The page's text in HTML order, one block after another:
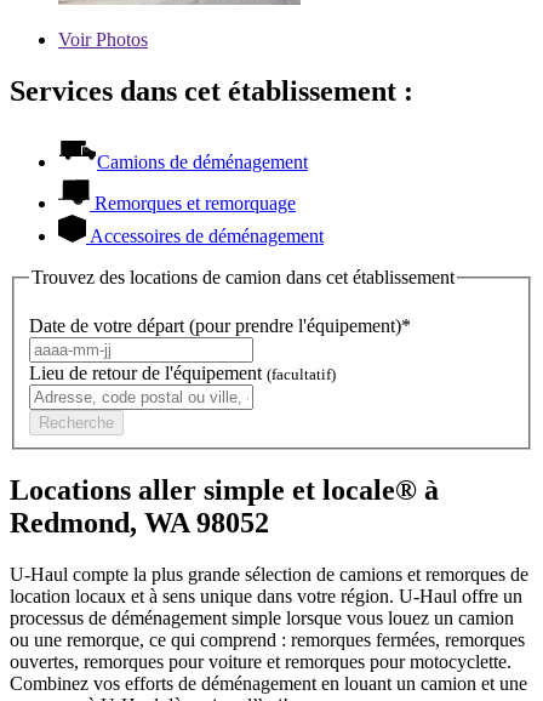
VoirPhotos
Services dans cet établissement :
Camions de déménagement
Remorques et remorquage
Accessoires de déménagement
Trouvez des locations de camion dans cet établissement
Date de votre départ (pour prendre l'équipement)*
Lieu de retour de l'équipement (facultatif)
Recherche
Locations aller simple et locale® à
Redmond, WA 98052
U-Haul compte la plus grande sélection de camions et remorques de
location locaux et à sens unique dans votre région. U-Haul offre un
processus de déménagement simple lorsque vous louez un camion
ou une remorque, ce qui comprend : remorques fermées, remorques
ouvertes, remorques pour voiture et remorques pour motocyclette.
Combinez vos efforts de déménagement en louant un camion et une